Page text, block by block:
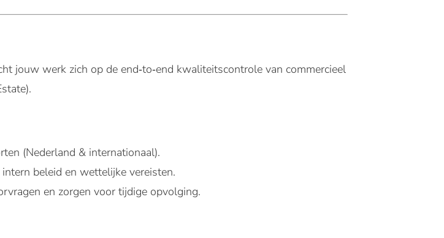
jouw werk zich op de end‑to‑end kwaliteitscontrole van commercieel
(Nederland & internationaal).
beleid en wettelijke vereisten.
en zorgen voor tijdige opvolging.